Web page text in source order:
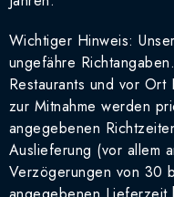
Wichtiger Hinweis:
ungefähre
Restaurants und vor Ort
zur Mitnahme werden
angegebenen
Auslieferung (vor allem
Verzögerungen von 30